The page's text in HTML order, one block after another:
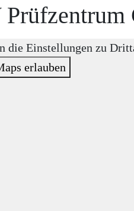
Prüfzentrum
die Einstellungen zu
erlauben